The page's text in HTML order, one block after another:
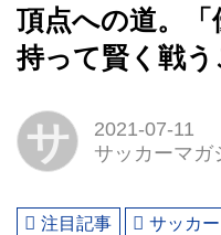
頂点への道。「
持って賢く戦
サ
2021-07-11
サッカーマガ
注目記事 サッカ